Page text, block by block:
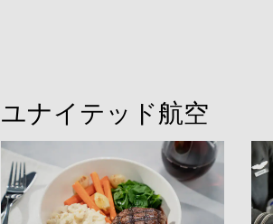
ユナイテッド航空